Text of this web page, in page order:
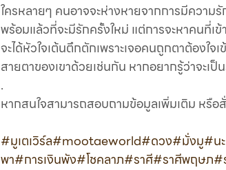
ใครหลายๆ คนอาจจะห่างหายจากการมีความ
พร้อมแล้วที่จะมีรักครั้งใหม่ แต่การจะหาคนที่เ
จะได้หัวใจเต้นตึกตักเพราะเจอคนถูกตาต้องใ
สายตาของเขาด้วยเช่นกัน หากอยากรู้ว่าจะเป็
.
หากสนใจสามารถสอบถามข้อมูลเพิ่มเติม หรือ
#มูเตเวิร์ล#mootaeworld#ดวง#มั่งมู#น
พา#การเงินพัง#โชคลาภ#ราศี#ราศีพฤษภ#